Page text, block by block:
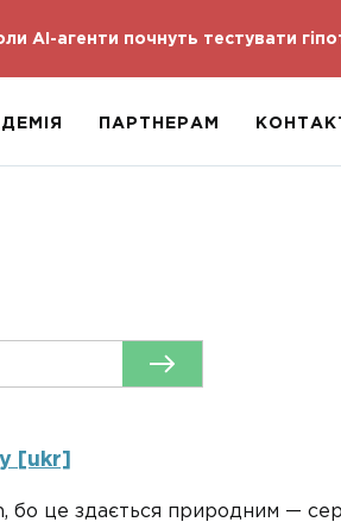
AI-агенти почнуть тестувати
ПАРТНЕРАМ
[ukr]
бо це здається природним —